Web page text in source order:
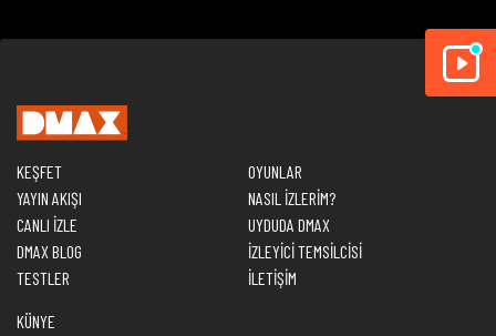
KEŞFET
YAYIN AKIŞI
CANLI İZLE
DMAX BLOG
TESTLER
OYUNLAR
NASIL İZLERİM?
UYDUDA DMAX
İZLEYİCİ TEMSİLCİSİ
İLETİŞİM
KÜNYE